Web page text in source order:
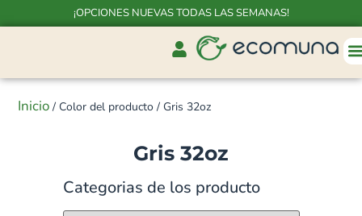
¡OPCIONES NUEVAS TODAS LAS SEMANAS!
Inicio / Color del producto / Gris 32oz
Gris 32oz
Categorias de los producto